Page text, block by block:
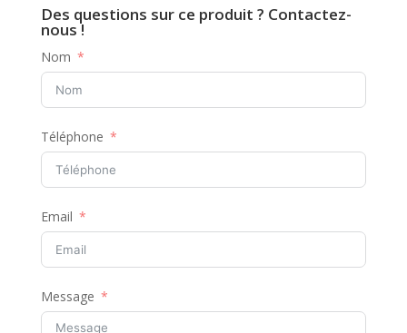
Des questions sur ce produit ? Contactez-
nous !
Nom
Téléphone
Email
Message